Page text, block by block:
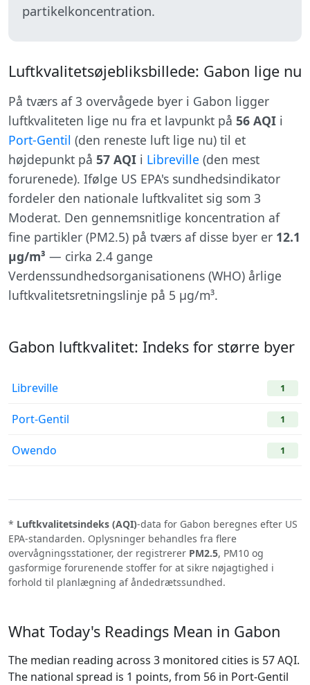
partikelkoncentration.
Luftkvalitetsøjebliksbillede: Gabon lige nu
På tværs af 3 overvågede byer i Gabon ligger
luftkvaliteten lige nu fra et lavpunkt på 56 AQI i
Port-Gentil (den reneste luft lige nu) til et
højdepunkt på 57 AQI i Libreville (den mest
forurenede). Ifølge US EPA's sundhedsindikator
fordeler den nationale luftkvalitet sig som 3
Moderat. Den gennemsnitlige koncentration af
fine partikler (PM2.5) på tværs af disse byer er 12.1
µg/m³ — cirka 2.4 gange
Verdenssundhedsorganisationens (WHO) årlige
luftkvalitetsretningslinje på 5 µg/m³.
Gabon luftkvalitet: Indeks for større byer
Libreville 1
Port-Gentil 1
Owendo 1
* Luftkvalitetsindeks (AQI)-data for Gabon beregnes efter US
EPA-standarden. Oplysninger behandles fra flere
overvågningsstationer, der registrerer PM2.5, PM10 og
gasformige forurenende stoffer for at sikre nøjagtighed i
forhold til planlægning af åndedrætssundhed.
What Today's Readings Mean in Gabon
The median reading across 3 monitored cities is 57 AQI.
The national spread is 1 points, from 56 in Port-Gentil